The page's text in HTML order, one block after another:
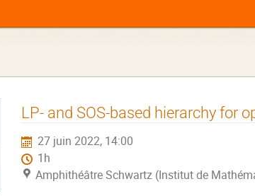
LP- and SOS-based hierarchy for
27 juin 2022, 14:00
1h
Amphithéâtre Schwartz (Institut de